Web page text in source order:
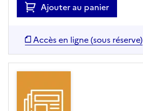
Ajouter au panier
Accès en ligne (sous réserve)